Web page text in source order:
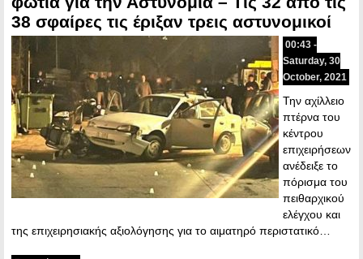
38 σφαίρες τις έριξαν τρεις αστυνομικοί
00:43 -
Saturday, 30
October, 2021
Την αχίλλειο
πτέρνα του
κέντρου
επιχειρήσεων
ανέδειξε το
πόρισμα του
πειθαρχικού
ελέγχου και
της επιχειρησιακής αξιολόγησης για το αιματηρό περιστατικό…